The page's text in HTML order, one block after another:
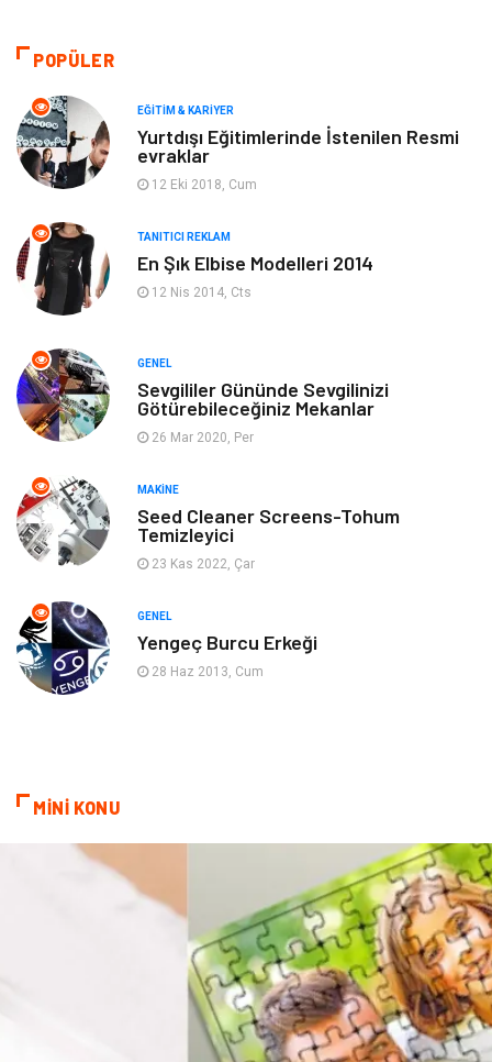
Moda
Makine
Elektronik
Giyim
Ev Dekorasyon Organizasyon
Anne & Çocuk Genel Kültür
Ev İşleri
Gençlik & Eğlence
Mobilya
Evlilik Rehberi
Astroloji Keyfinizi Kaçırmayın
Çadır
Pet Malzemeleri
POPÜLER
EĞITIM & KARIYER
Yurtdışı Eğitimlerinde İstenilen Resmi
evraklar
12 Eki 2018, Cum
TANITICI REKLAM
En Şık Elbise Modelleri 2014
12 Nis 2014, Cts
GENEL
Sevgililer Gününde Sevgilinizi
Götürebileceğiniz Mekanlar
26 Mar 2020, Per
MAKINE
Seed Cleaner Screens-Tohum
Temizleyici
23 Kas 2022, Çar
GENEL
Yengeç Burcu Erkeği
28 Haz 2013, Cum
MİNİ KONU